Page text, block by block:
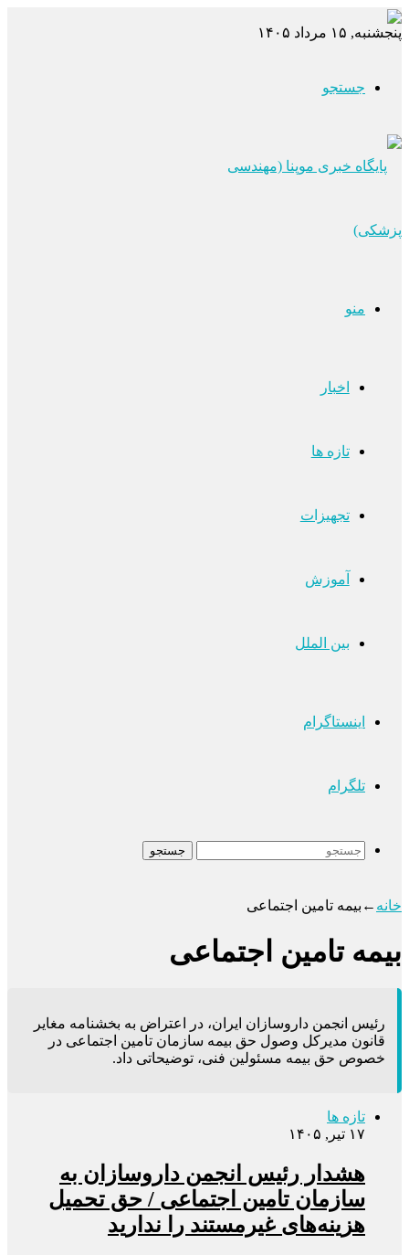
پنجشنبه, ۱۵ مرداد ۱۴۰۵
جستجو
منو
اخبار
تازه ها
تجهیزات
آموزش
بین الملل
اینستاگرام
تلگرام
جستجو
خانه ← بیمه تامین اجتماعی
بیمه تامین اجتماعی
رئیس انجمن داروسازان ایران، در اعتراض به بخشنامه مغایر
قانون مدیرکل وصول حق بیمه سازمان تامین اجتماعی در
خصوص حق بیمه مسئولین فنی، توضیحاتی داد.
تازه ها
۱۷ تیر, ۱۴۰۵
هشدار رئیس انجمن داروسازان به
سازمان تامین اجتماعی / حق تحمیل
هزینه‌های غیرمستند را ندارید